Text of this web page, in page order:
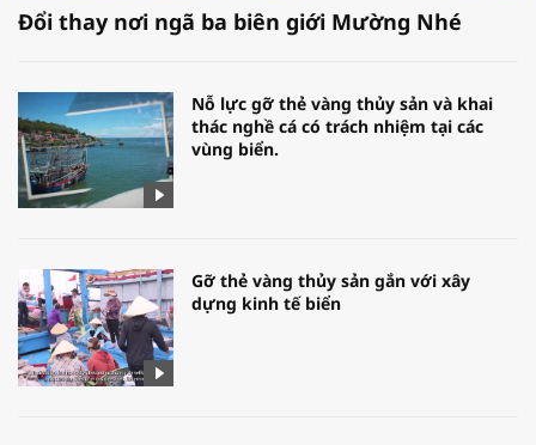
Đổi thay nơi ngã ba biên giới Mường Nhé
Nỗ lực gỡ thẻ vàng thủy sản và khai
thác nghề cá có trách nhiệm tại các
vùng biển.
Gỡ thẻ vàng thủy sản gắn với xây
dựng kinh tế biển